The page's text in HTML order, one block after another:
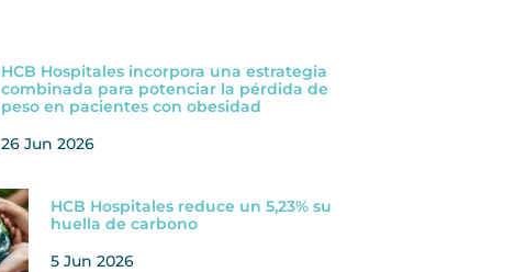
HCB Hospitales incorpora una estrategia
combinada para potenciar la pérdida de
peso en pacientes con obesidad
26 Jun 2026
HCB Hospitales reduce un 5,23% su
huella de carbono
5 Jun 2026